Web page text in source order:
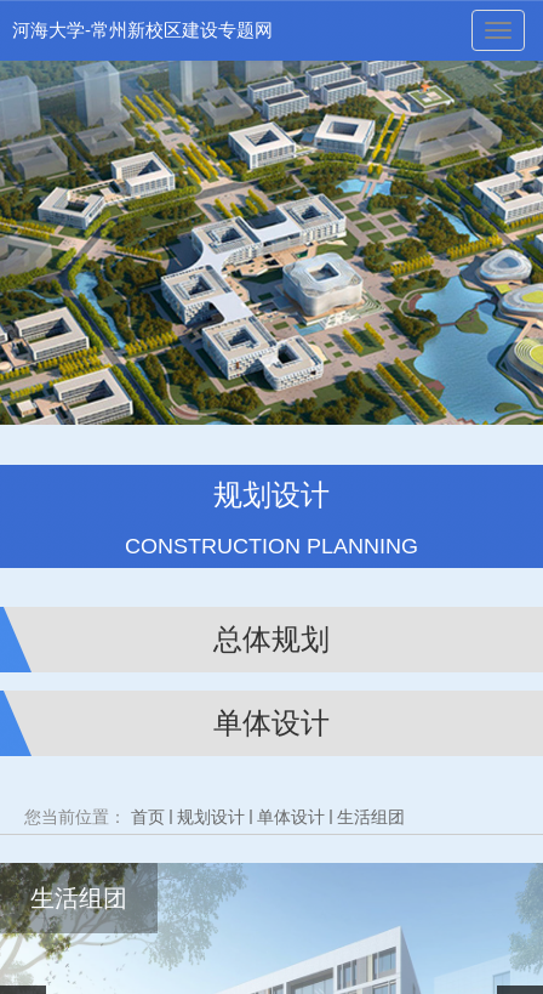
河海大学-常州新校区建设专题网
规划设计
CONSTRUCTION PLANNING
总体规划
单体设计
您当前位置： 首页 规划设计 单体设计 生活组团
生活组团